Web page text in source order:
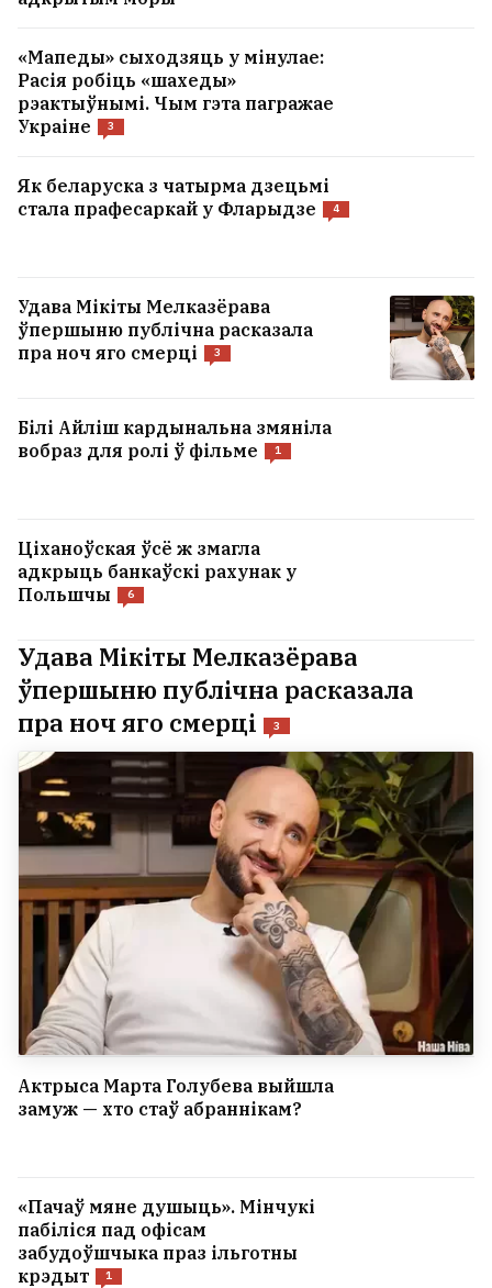
«Мапеды» сыходзяць у мінулае:
Расія робіць «шахеды»
рэактыўнымі. Чым гэта пагражае
Украіне
3
Як беларуска з чатырма дзецьмі
стала прафесаркай у Фларыдзе
4
Удава Мікіты Мелказёрава
ўпершыню публічна расказала
пра ноч яго смерці
3
Білі Айліш кардынальна змяніла
вобраз для ролі ў фільме
1
Ціханоўская ўсё ж змагла
адкрыць банкаўскі рахунак у
Польшчы
6
Удава Мікіты Мелказёрава
ўпершыню публічна расказала
пра ноч яго смерці
3
Актрыса Марта Голубева выйшла
замуж — хто стаў абраннікам?
«Пачаў мяне душыць». Мінчукі
пабіліся пад офісам
забудоўшчыка праз ільготны
крэдыт
1